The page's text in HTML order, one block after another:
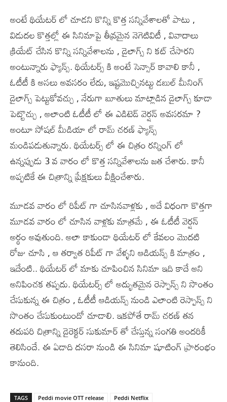
అంటే థియేటర్ లో చూడని కొన్ని కొత్త సన్నివేశాలతో పాటు ,
విడుదల కొత్తల్లో ఈ సినిమాపై తీవ్రమైన నెగెటివిటీ , వివాదాలు
క్రియేట్ చేసిన కొన్ని సన్నివేశాలను , డైలాగ్స్ ని కట్ చేసారని
అంటున్నారు ఫ్యాన్స్. థియేటర్స్ కి అంటే సెన్సార్ కావాలి కానీ ,
ఓటీటీ కి అసలు అవసరం లేదు, ఇష్టమొచ్చినట్టు డబుల్ మీనింగ్
డైలాగ్స్ పెట్టుకోవచ్చు , నేరుగా బూతులు మాట్లాడిన డైలాగ్స్ కూడా
పెట్టొచ్చు , అలాంటి ఓటీటీ లో ఈ ఎడిటెడ్ వెర్షన్ అవసరమా ?
అంటూ సోషల్ మీడియా లో రామ్ చరణ్ ఫ్యాన్స్
మండిపడుతున్నారు. థియేటర్స్ లో ఈ చిత్రం రన్నింగ్ లో
ఉన్నప్పుడు 3 వ వారం లో కొత్త సన్నివేశాలను జత చేశారు. కానీ
అప్పటికే ఈ చిత్రాన్ని ప్రేక్షకులు వీక్షించేశారు.
మూడవ వారం లో రిపీట్ గా చూసినవాళ్లకు , అదే విధంగా కొత్తగా
మూడవ వారం లో చూసిన వాళ్లకు మాత్రమే , ఈ ఓటీటీ వెర్షన్
అర్థం అవుతుంది. అలా కాకుండా థియేటర్ లో కేవలం మొదటి
రోజు చూసి , ఆ తర్వాత రిపీట్ గా వేళ్ళని ఆడియన్స్ కి మాత్రం ,
ఇదేంటి.. థియేటర్ లో మాకు చూపించిన సినిమా ఇది కాదే అని
అనిపించక తప్పదు. థియేటర్స్ లో అద్భుతమైన రెస్పాన్స్ ని సొంతం
చేసుకున్న ఈ చిత్రం , ఓటీటీ ఆడియన్స్ నుండి ఎలాంటి రెస్పాన్స్ ని
సొంతం చేసుకుంటుందో చూడాలి. ఇకపోతే రామ్ చరణ్ తన
తదుపరి చిత్రాన్ని డైరెక్టర్ సుకుమార్ తో చేస్తున్న సంగతి అందరికీ
తెలిసిందే. ఈ ఏడాది దసరా నుండి ఈ సినిమా షూటింగ్ ప్రారంభం
కానుంది.
TAGS Peddi movie OTT release
Peddi Netflix